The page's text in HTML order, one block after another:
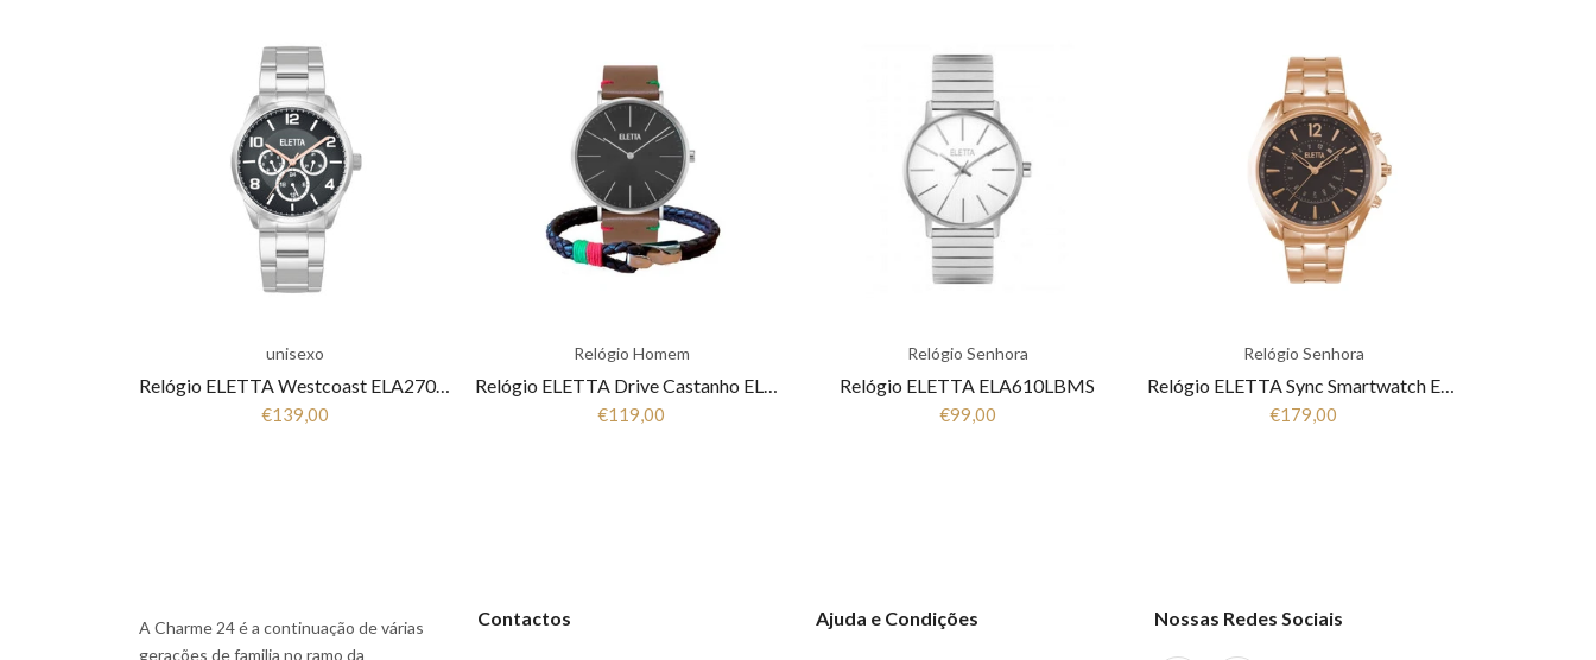
unisexo
Relógio ELETTA Westcoast ELA270MPMS
€139,00
Relógio Homem
Relógio ELETTA Drive Castanho ELD010GPCSX
€119,00
Relógio Senhora
Relógio ELETTA ELA610LBMS
€99,00
Relógio Senhora
Relógio ELETTA Sync Smartwatch ELA710SCMR
€179,00
A Charme 24 é a continuação de várias
geracões de familia no ramo da
Contactos Ajuda e Condições Nossas Redes Sociais